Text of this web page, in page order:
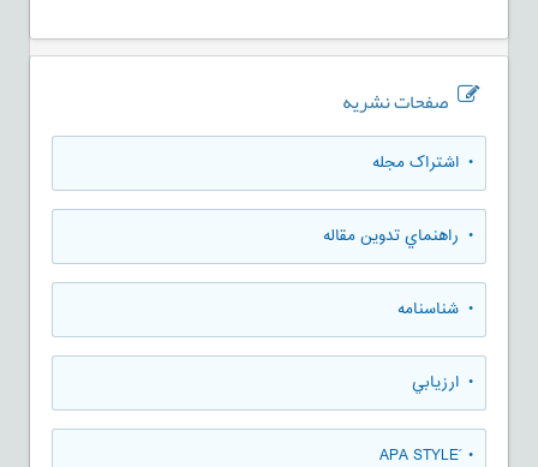
صفحات نشریه
• اشتراک مجله
• راهنماي تدوين مقاله
• شناسنامه
• ارزيابي
• َAPA STYLE